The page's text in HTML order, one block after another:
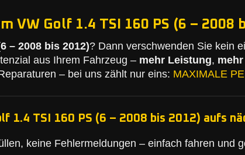
VW Golf 1.4 TSI 160 PS (6 – 2008
– 2008 bis 2012)? Dann verschwenden Sie kein
aus Ihrem Fahrzeug – mehr Leistung,
– bei uns zählt nur eins: MAXIMALE
1.4 TSI 160 PS (6 – 2008 bis 2012) aufs
keine Fehlermeldungen – einfach fahren und